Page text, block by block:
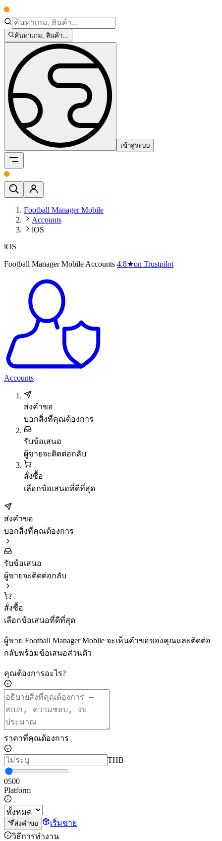
ค้นหาเกม, สินค้า...
เข้าสู่ระบบ
Football Manager Mobile
Accounts
iOS
iOS
Football Manager Mobile Accounts 4.8★on Trustpilot
Accounts
ส่งคำขอ
บอกสิ่งที่คุณต้องการ
รับข้อเสนอ
ผู้ขายจะติดต่อกลับ
สั่งซื้อ
เลือกข้อเสนอที่ดีที่สุด
ส่งคำขอ
บอกสิ่งที่คุณต้องการ
รับข้อเสนอ
ผู้ขายจะติดต่อกลับ
สั่งซื้อ
เลือกข้อเสนอที่ดีที่สุด
ผู้ขาย Football Manager Mobile จะเห็นคำขอของคุณและติดต่อ
กลับพร้อมข้อเสนอส่วนตัว
คุณต้องการอะไร?
ราคาที่คุณต้องการ
THB
0500
Platform
ส่งคำขอ
เริ่มขาย
วิธีการทำงาน